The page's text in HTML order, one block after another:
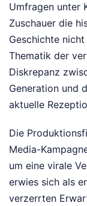
Umfragen unter
Zuschauer die
Geschichte
Thematik der
Diskrepanz
Generation und
aktuelle
Die
Media-
um eine virale
erwies sich als
verzerrten